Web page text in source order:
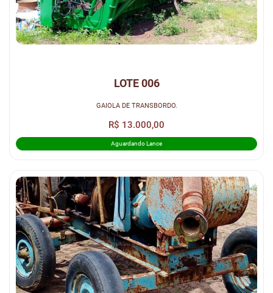
LOTE 006
GAIOLA DE TRANSBORDO.
R$ 13.000,00
Aguardando Lance